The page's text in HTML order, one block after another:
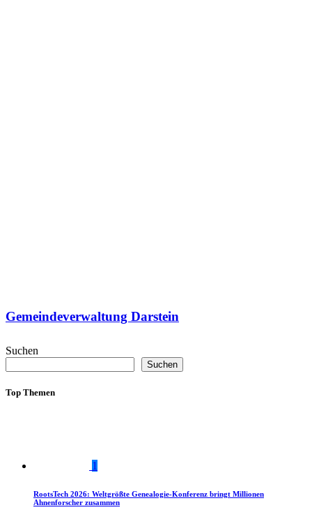
Gemeindeverwaltung Darstein
Suchen
Suchen
Top Themen
1
RootsTech 2026: Weltgrößte Genealogie-Konferenz bringt Millionen
Ahnenforscher zusammen